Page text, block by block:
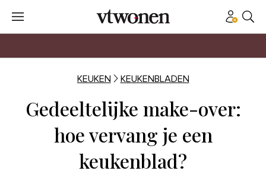
KEUKEN KEUKENBLADEN
Gedeeltelijke make-over:
hoe vervang je een
keukenblad?